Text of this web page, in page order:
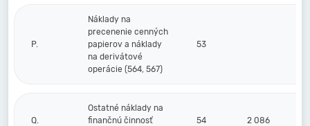
P.
Náklady na
precenenie cenných
papierov a náklady
na derivátové
operácie (564, 567)
53
Q.
Ostatné náklady na
finančnú činnosť
54 2 086